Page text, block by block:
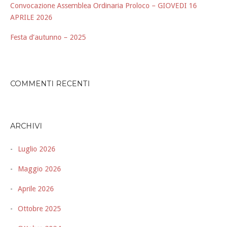
Convocazione Assemblea Ordinaria Proloco – GIOVEDI 16
APRILE 2026
Festa d’autunno – 2025
COMMENTI RECENTI
ARCHIVI
Luglio 2026
Maggio 2026
Aprile 2026
Ottobre 2025